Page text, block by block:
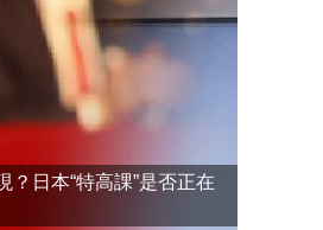
？日本“特高課”是否正在